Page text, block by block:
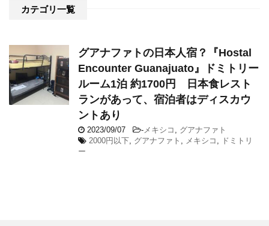
カテゴリ一覧
グアナファトの日本人宿？『Hostal
Encounter Guanajuato』ドミトリー
ルーム1泊 約1700円 日本食レスト
ランがあって、宿泊者はディスカウ
ントあり
2023/09/07 - メキシコ
グアナファト
2000円以下 グアナファト メキシコ
ドミトリ
ー